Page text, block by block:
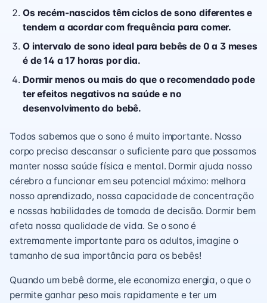
Os recém-nascidos têm ciclos de sono diferentes e
tendem a acordar com frequência para comer.
O intervalo de sono ideal para bebês de 0 a 3 meses
é de 14 a 17 horas por dia.
Dormir menos ou mais do que o recomendado pode
ter efeitos negativos na saúde e no
desenvolvimento do bebê.
Todos sabemos que o sono é muito importante. Nosso
corpo precisa descansar o suficiente para que possamos
manter nossa saúde física e mental. Dormir ajuda nosso
cérebro a funcionar em seu potencial máximo: melhora
nosso aprendizado, nossa capacidade de concentração
e nossas habilidades de tomada de decisão. Dormir bem
afeta nossa qualidade de vida. Se o sono é
extremamente importante para os adultos, imagine o
tamanho de sua importância para os bebês!
Quando um bebê dorme, ele economiza energia, o que o
permite ganhar peso mais rapidamente e ter um